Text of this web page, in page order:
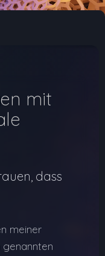
mit
dass
meiner
genannten